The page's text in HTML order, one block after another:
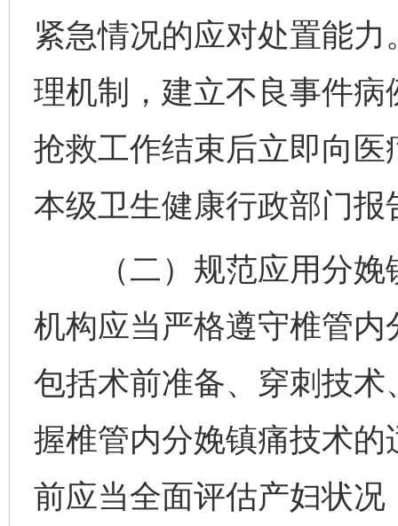
紧急情况的应对处置能
理机制，建立不良事件
抢救工作结束后立即向
本级卫生健康行政部门报
（二）规范应用分娩
机构应当严格遵守椎管
包括术前准备、穿刺技
握椎管内分娩镇痛技术
前应当全面评估产妇状